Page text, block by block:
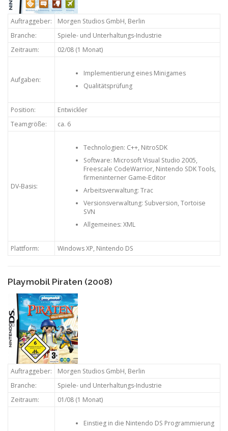
Auftraggeber:
Morgen Studios GmbH, Berlin
Branche:
Spiele- und Unterhaltungs-Industrie
Zeitraum:
02/08 (1 Monat)
Aufgaben:
Implementierung eines Minigames
Qualitätsprüfung
Position:
Entwickler
Teamgröße:
ca. 6
DV-Basis:
Technologien: C++, NitroSDK
Software: Microsoft Visual Studio 2005,
Freescale CodeWarrior, Nintendo SDK Tools,
firmeninterner Game-Editor
Arbeitsverwaltung: Trac
Versionsverwaltung: Subversion, Tortoise
SVN
Allgemeines: XML
Plattform: Windows XP, Nintendo DS
Playmobil Piraten (2008)
Auftraggeber:
Morgen Studios GmbH, Berlin
Branche:
Spiele- und Unterhaltungs-Industrie
Zeitraum:
01/08 (1 Monat)
Einstieg in die Nintendo DS Programmierung